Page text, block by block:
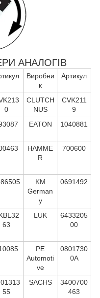
АНАЛОГІВ
Виробни
к
Артикул
0
CLUTCH
NUS
CVK211
9
EATON 1040881
HAMME
R
700600
KM
German
y
0691492
63
LUK
6433205
00
PE
Automoti
ve
0801730
0A
55
SACHS
3400700
463